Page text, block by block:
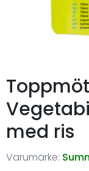
med ris
Varumärke: